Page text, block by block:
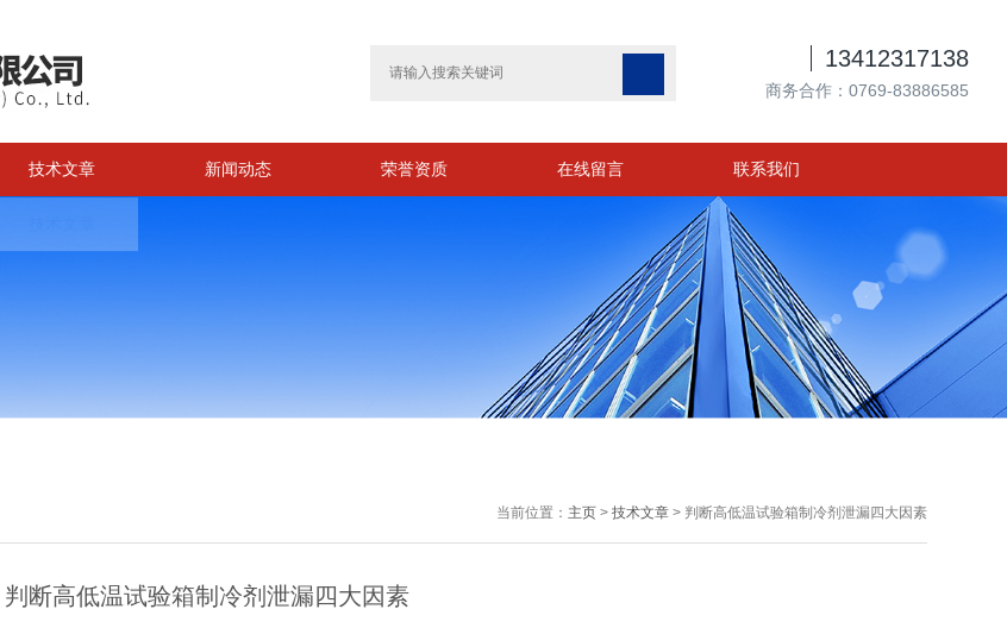
13412317138
商务合作：0769-83886585
技术文章 新闻动态 荣誉资质 在线留言 联系我们
当前位置： 主页> 技术文章> 判断高低温试验箱制冷剂泄漏四大因素
判断高低温试验箱制冷剂泄漏四大因素